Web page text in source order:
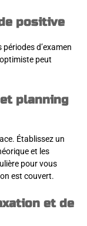
positive
d’examen
peut
planning
Établissez un
et les
pour vous
est couvert.
et de